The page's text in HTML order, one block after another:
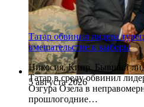
5 августа 2026
Татар обвинил лидера
вмешательстве в выборы
Никосия, Кипр. Бывший
Татар в среду обвинил
Озгура Озела в
прошлогодние…